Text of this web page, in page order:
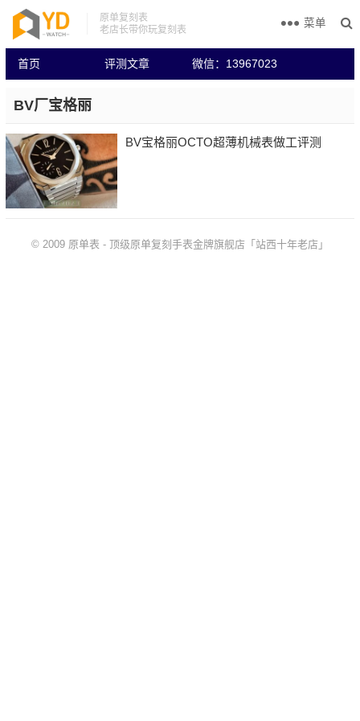
原单复刻表
老店长带你玩复刻表
首页 评测文章 微信：13967023
菜单
BV厂宝格丽
BV宝格丽OCTO超薄机械表做工评测
© 2009 原单表 - 顶级原单复刻手表金牌旗舰店「站西十年老店」